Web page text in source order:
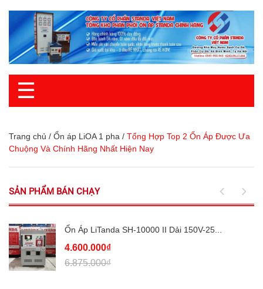
☰
Trang chủ / Ổn áp LiOA 1 pha / Tổng Hợp Top 2 Ổn Áp Được Ưa
Chuộng Và Chính Hãng Nhất Hiện Nay
SẢN PHẨM BÁN CHẠY
Ổn Áp LiTanda SH-10000 II Dải 150V-25...
4.600.000₫
6.875.000₫